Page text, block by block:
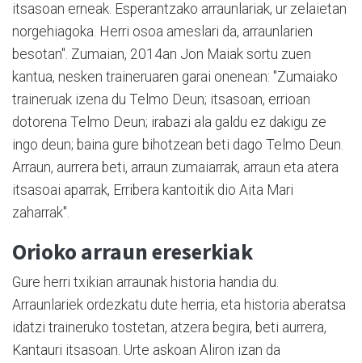
itsasoan erneak. Esperantzako arraunlariak, ur zelaietan
norgehiagoka. Herri osoa ameslari da, arraunlarien
besotan". Zumaian, 2014an Jon Maiak sortu zuen
kantua, nesken traineruaren garai onenean: "Zumaiako
traineruak izena du Telmo Deun; itsasoan, errioan
dotorena Telmo Deun; irabazi ala galdu ez dakigu ze
ingo deun; baina gure bihotzean beti dago Telmo Deun.
Arraun, aurrera beti, arraun zumaiarrak, arraun eta atera
itsasoai aparrak, Erribera kantoitik dio Aita Mari
zaharrak".
Orioko arraun ereserkiak
Gure herri txikian arraunak historia handia du.
Arraunlariek ordezkatu dute herria, eta historia aberatsa
idatzi traineruko tostetan, atzera begira, beti aurrera,
Kantauri itsasoan. Urte askoan Aliron izan da